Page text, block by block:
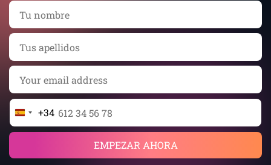
Spain
+34
+34
EMPEZAR AHORA